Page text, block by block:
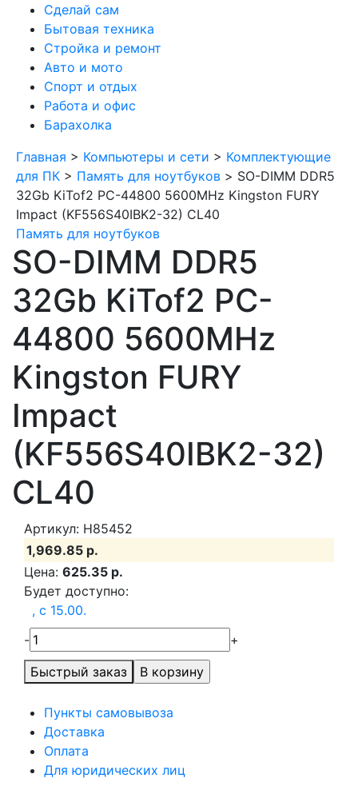
Сделай сам
Бытовая техника
Стройка и ремонт
Авто и мото
Спорт и отдых
Работа и офис
Барахолка
Главная > Компьютеры и сети > Комплектующие
для ПК > Память для ноутбуков > SO-DIMM DDR5
32Gb KiTof2 PC-44800 5600MHz Kingston FURY
Impact (KF556S40IBK2-32) CL40
Память для ноутбуков
SO-DIMM DDR5
32Gb KiTof2 PC-
44800 5600MHz
Kingston FURY
Impact
(KF556S40IBK2-32)
CL40
Артикул: H85452
1,969.85 р.
Цена: 625.35 р.
Будет доступно:
, c 15.00.
-
+
Быстрый заказ
Пункты самовывоза
Доставка
Оплата
Для юридических лиц